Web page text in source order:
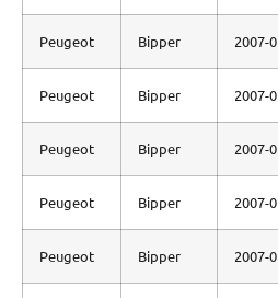
Peugeot Bipper 2007-0
Peugeot Bipper 2007-0
Peugeot Bipper 2007-0
Peugeot Bipper 2007-0
Peugeot Bipper 2007-0